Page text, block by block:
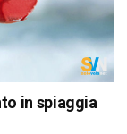
in spiaggia